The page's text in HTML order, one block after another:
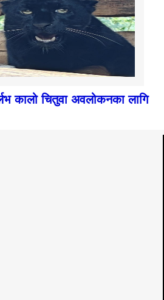
कालो चितुवा अवलोकनका लागि